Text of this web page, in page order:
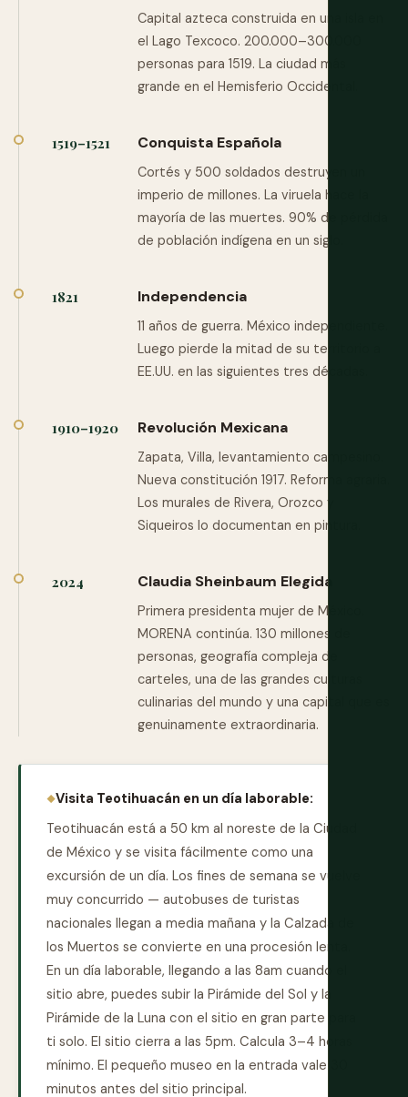
Capital azteca construida en una isla en
el Lago Texcoco. 200.000–300.000
personas para 1519. La ciudad más
grande en el Hemisferio Occidental.
1519–1521 Conquista Española
Cortés y 500 soldados destruyen un
imperio de millones. La viruela hace la
mayoría de las muertes. 90% de pérdida
de población indígena en un siglo.
1821 Independencia
11 años de guerra. México independiente.
Luego pierde la mitad de su territorio a
EE.UU. en las siguientes tres décadas.
1910–1920 Revolución Mexicana
Zapata, Villa, levantamiento campesino.
Nueva constitución 1917. Reforma agraria.
Los murales de Rivera, Orozco y
Siqueiros lo documentan en pintura.
2024 Claudia Sheinbaum Elegida
Primera presidenta mujer de México.
MORENA continúa. 130 millones de
personas, geografía compleja de
carteles, una de las grandes culturas
culinarias del mundo y una capital que es
genuinamente extraordinaria.
Visita Teotihuacán en un día laborable:
Teotihuacán está a 50 km al noreste de la Ciudad
de México y se visita fácilmente como una
excursión de un día. Los fines de semana se vuelve
muy concurrido — autobuses de turistas
nacionales llegan a media mañana y la Calzada de
los Muertos se convierte en una procesión lenta.
En un día laborable, llegando a las 8am cuando el
sitio abre, puedes subir la Pirámide del Sol y la
Pirámide de la Luna con el sitio en gran parte para
ti solo. El sitio cierra a las 5pm. Calcula 3–4 horas
mínimo. El pequeño museo en la entrada vale 30
minutos antes del sitio principal.